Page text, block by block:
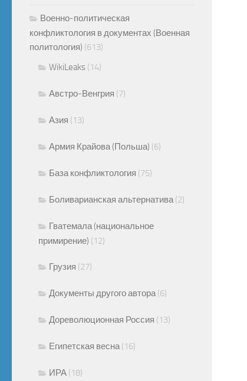
Военно-политическая
конфликтология в документах (Военная
политология) (613)
WikiLeaks (14)
Австро-Венгрия (7)
Азия (13)
Армия Крайова (Польша) (6)
База конфликтология (75)
Боливарианская альтернатива (2)
Гватемала (национальное
примирение) (12)
Грузия (27)
Документы другого автора (6)
Дореволюционная Россия (13)
Египетская весна (16)
ИРА (18)